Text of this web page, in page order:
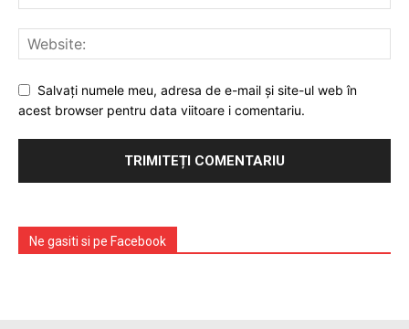
Salvați numele meu, adresa de e-mail și site-ul web în
acest browser pentru data viitoare i comentariu.
Ne gasiti si pe Facebook